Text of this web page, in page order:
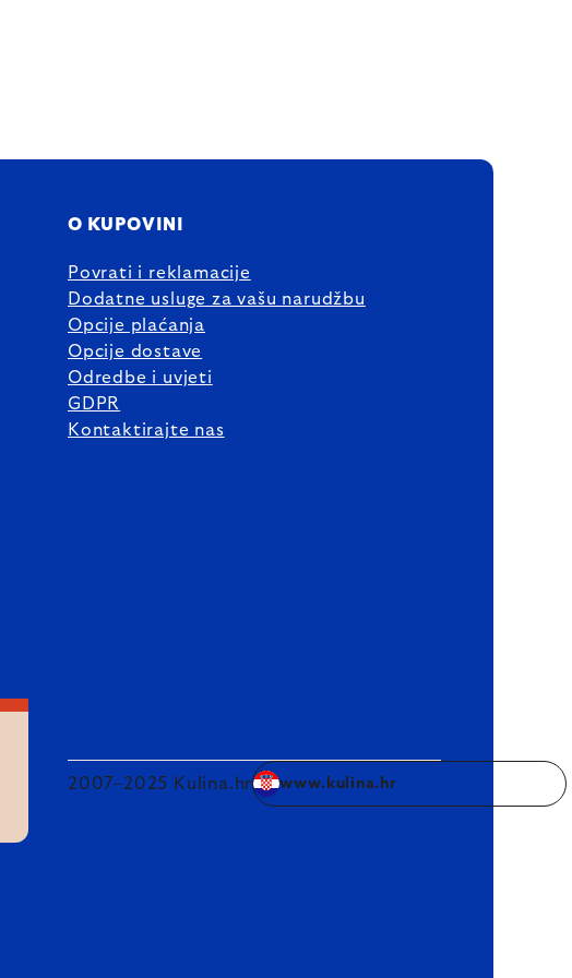
O KUPOVINI
Povrati i reklamacije
Dodatne usluge za vašu narudžbu
Opcije plaćanja
Opcije dostave
Odredbe i uvjeti
GDPR
Kontaktirajte nas
2007–2025 Kulina.hr www.kulina.hr